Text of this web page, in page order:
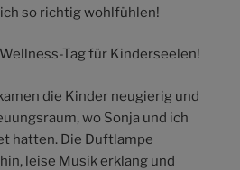
so richtig wohlfühlen!
Tag für Kinderseelen!
die Kinder neugierig und
wo Sonja und ich
hatten. Die Duftlampe
leise Musik erklang und